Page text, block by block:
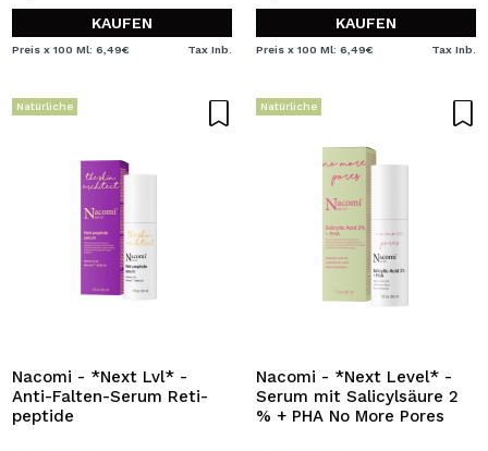
KAUFEN
Preis x 100 Ml: 6,49€ Tax Inb.
KAUFEN
Preis x 100 Ml: 6,49€ Tax Inb.
Natürliche
Nacomi - *Next Lvl* -
Anti-Falten-Serum Reti-
peptide
Natürliche
Nacomi - *Next Level* -
Serum mit Salicylsäure 2
% + PHA No More Pores